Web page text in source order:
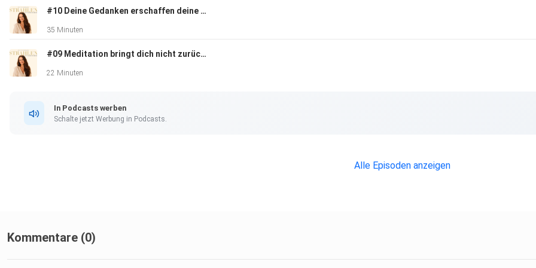
Zugang.
https://strahlenstattfunktionieren.de/meine-zeit-fuer-mich
ganzen Weg gehen wollen:
#10 Deine Gedanken erschaffen deine Wirklichkeit. Und so steuerst du das.
35 Minuten
#09 Meditation bringt dich nicht zurück zu dir. Hier ist was wirklich funktioniert.
22 Minuten
In Podcasts werben
Schalte jetzt Werbung in Podcasts.
Alle Episoden anzeigen
Kommentare (0)